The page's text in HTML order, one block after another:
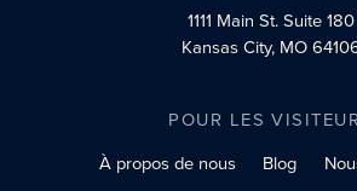
1111 Main St.Suite 180
Kansas City, MO
POUR LES
À propos de nous
Blog